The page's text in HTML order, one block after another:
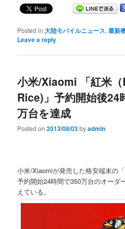
Posted in 大陸モバイルニュース,最新
Leave a reply
小米/Xiaomi 「紅米
Rice)」予約開始後24
万台を達成
Posted on2013/08/03byadmin
小米/Xiaomiが発売した格安端末の
予約開始24時間で350万台のオーダ
えている。